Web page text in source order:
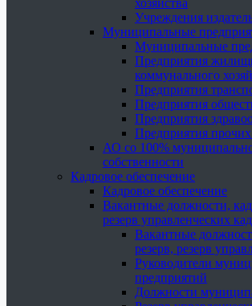
хозяйства
Учреждения
Муниципальные
Муниципальные
Предприятия
коммунального
Предприятия
Предприятия
Предприятия
Предприятия прочих
АО со 100%
собственности
Кадровое обеспечение
Кадровое обеспечение
Вакантные должности,
резерв управленческих
Вакантные
резерв, резерв
Руководители
предприятий
Должности